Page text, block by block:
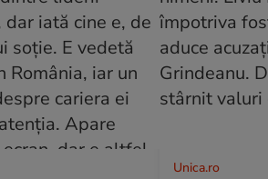
Unica.ro